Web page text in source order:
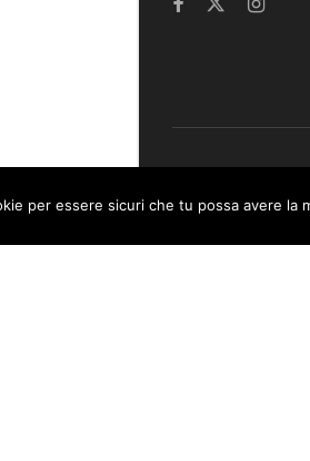
© 2023 Corriere di
uses cookies. By continuing to use
per essere sicuri che tu possa avere